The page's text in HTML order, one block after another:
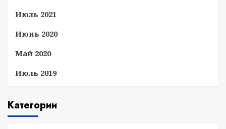
Июль 2021
Июнь 2020
Май 2020
Июль 2019
Категории